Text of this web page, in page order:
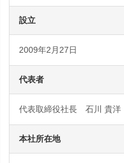
設立
2009年2月27日
代表者
代表取締役社長 石川 貴洋
本社所在地